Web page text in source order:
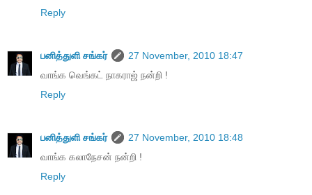
Reply
பனித்துளி சங்கர்
27 November, 2010 18:47
வாங்க வெங்கட் நாகராஜ் நன்றி !
Reply
பனித்துளி சங்கர்
27 November, 2010 18:48
வாங்க கலாநேசன் நன்றி !
Reply